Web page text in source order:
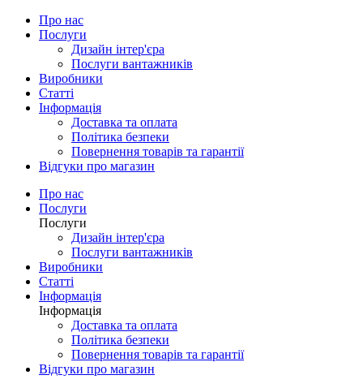
Про нас
Послуги
Дизайн інтер'єра
Послуги вантажників
Виробники
Статті
Інформація
Доставка та оплата
Політика безпеки
Повернення товарів та гарантії
Відгуки про магазин
Про нас
Послуги
Послуги
Дизайн інтер'єра
Послуги вантажників
Виробники
Статті
Інформація
Інформація
Доставка та оплата
Політика безпеки
Повернення товарів та гарантії
Відгуки про магазин